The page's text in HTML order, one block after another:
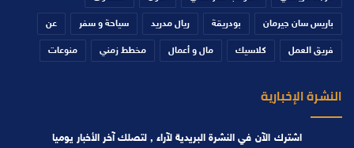
باريس سان جيرمان بودريقة ريال مدريد سياحة و سفر عن
فريق العمل كلاسيك مال و أعمال مخطط زمني منوعات
النشرة الإخبارية
اشترك الآن في النشرة البريدية لآراء , لتصلك آخر الأخبار يوميا